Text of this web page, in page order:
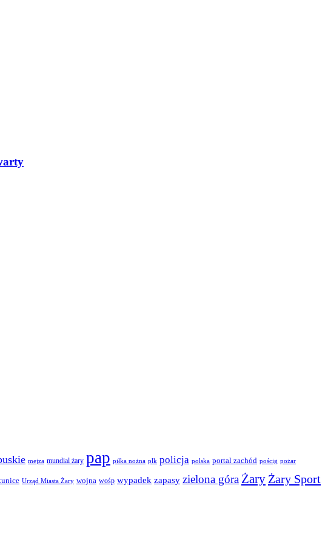
mejza mundial żary pap piłka nożna plk policja polska portal zachód pościg pożar
Urząd Miasta Żary wojna wośp wypadek zapasy zielona góra Żary Żary Sport